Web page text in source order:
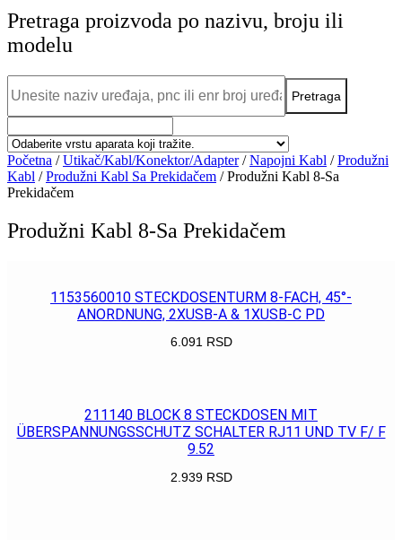
Pretraga proizvoda po nazivu, broju ili
modelu
Početna /Utikač/Kabl/Konektor/Adapter/Napojni Kabl /Produžni
Kabl /Produžni Kabl Sa Prekidačem / Produžni Kabl 8-Sa
Prekidačem
Produžni Kabl 8-Sa Prekidačem
1153560010 STECKDOSENTURM 8-FACH, 45°-
ANORDNUNG, 2XUSB-A & 1XUSB-C PD
6.091 RSD
211140 BLOCK 8 STECKDOSEN MIT
ÜBERSPANNUNGSSCHUTZ SCHALTER RJ11 UND TV F/ F
9.52
2.939 RSD